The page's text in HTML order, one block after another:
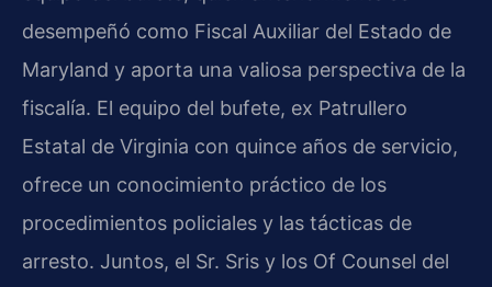
desempeñó como Fiscal Auxiliar del Estado de
Maryland y aporta una valiosa perspectiva de la
fiscalía. El equipo del bufete, ex Patrullero
Estatal de Virginia con quince años de servicio,
ofrece un conocimiento práctico de los
procedimientos policiales y las tácticas de
arresto. Juntos, el Sr. Sris y los Of Counsel del